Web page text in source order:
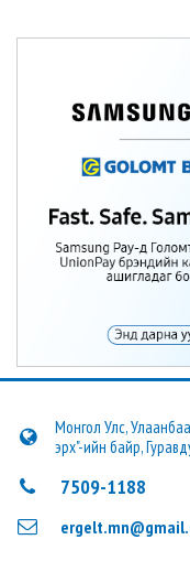
Монгол Улс,
эрх"-ийн байр,
7509-1188